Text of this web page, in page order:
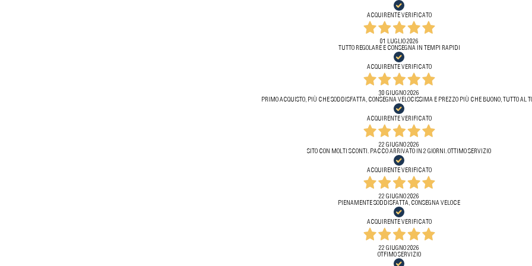
ACQUIRENTE VERIFICATO
01 LUGLIO 2026
TUTTO REGOLARE E CONSEGNA IN TEMPI RAPIDI
ACQUIRENTE VERIFICATO
30 GIUGNO 2026
PRIMO ACQUISTO, PIÙ CHE SODDISFATTA, CONSEGNA VELOCISSIMA E PREZZO PIÙ CHE BUONO, TUTTO AL
ACQUIRENTE VERIFICATO
22 GIUGNO 2026
SITO CON MOLTI SCONTI. PACCO ARRIVATO IN 2 GIORNI. OTTIMO SERVIZIO
ACQUIRENTE VERIFICATO
22 GIUGNO 2026
PIENAMENTE SODDISFATTA, CONSEGNA VELOCE
ACQUIRENTE VERIFICATO
22 GIUGNO 2026
OTFIMO SERVIZIO